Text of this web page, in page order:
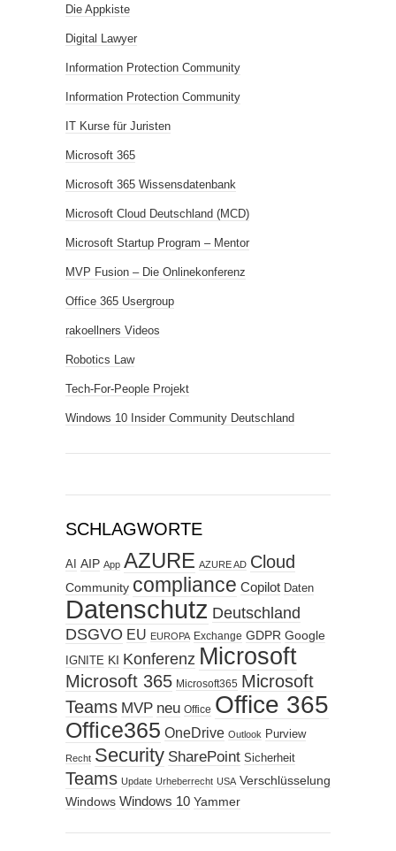
Die Appkiste
Digital Lawyer
Information Protection Community
Information Protection Community
IT Kurse für Juristen
Microsoft 365
Microsoft 365 Wissensdatenbank
Microsoft Cloud Deutschland (MCD)
Microsoft Startup Program – Mentor
MVP Fusion – Die Onlinekonferenz
Office 365 Usergroup
rakoellners Videos
Robotics Law
Tech-For-People Projekt
Windows 10 Insider Community Deutschland
SCHLAGWORTE
AI AIP App AZURE AZURE AD Cloud
Community compliance Copilot Daten
Datenschutz Deutschland
DSGVO EU EUROPA Exchange GDPR Google
IGNITE KI Konferenz Microsoft
Microsoft 365 Microsoft365 Microsoft
Teams MVP neu Office Office 365
Office365 OneDrive Outlook Purview
Recht Security SharePoint Sicherheit
Teams Update Urheberrecht USA Verschlüsselung
Windows Windows 10 Yammer